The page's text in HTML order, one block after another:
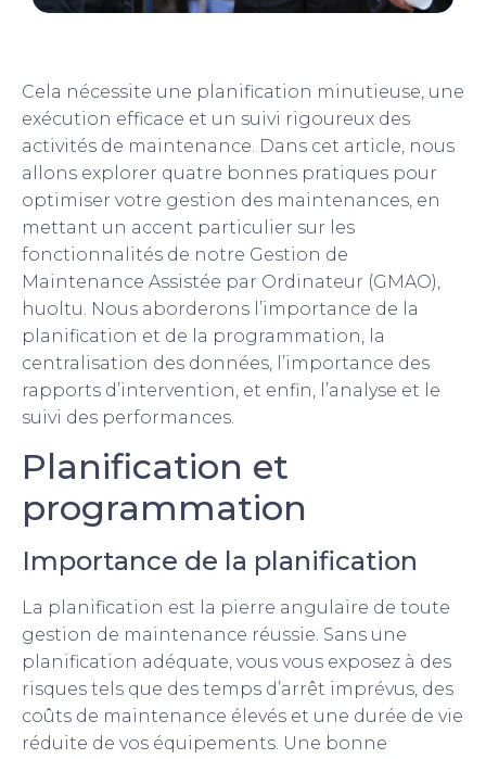
Cela nécessite une planification minutieuse, une
exécution efficace et un suivi rigoureux des
activités de maintenance. Dans cet article, nous
allons explorer quatre bonnes pratiques pour
optimiser votre gestion des maintenances, en
mettant un accent particulier sur les
fonctionnalités de notre Gestion de
Maintenance Assistée par Ordinateur (GMAO),
huoltu. Nous aborderons l’importance de la
planification et de la programmation, la
centralisation des données, l’importance des
rapports d’intervention, et enfin, l’analyse et le
suivi des performances.
Planification et
programmation
Importance de la planification
La planification est la pierre angulaire de toute
gestion de maintenance réussie. Sans une
planification adéquate, vous vous exposez à des
risques tels que des temps d’arrêt imprévus, des
coûts de maintenance élevés et une durée de vie
réduite de vos équipements. Une bonne